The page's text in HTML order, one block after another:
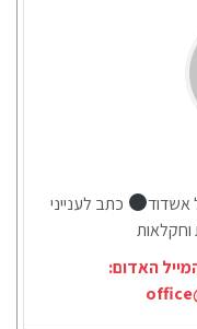
אשדוד
כתב לענייני
וחקלאות
האדום: